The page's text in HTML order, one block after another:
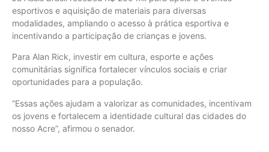
esportivos e aquisição de materiais para diversas
modalidades, ampliando o acesso à prática esportiva e
incentivando a participação de crianças e jovens.
Para Alan Rick, investir em cultura, esporte e ações
comunitárias significa fortalecer vínculos sociais e criar
oportunidades para a população.
“Essas ações ajudam a valorizar as comunidades, incentivam
os jovens e fortalecem a identidade cultural das cidades do
nosso Acre”, afirmou o senador.